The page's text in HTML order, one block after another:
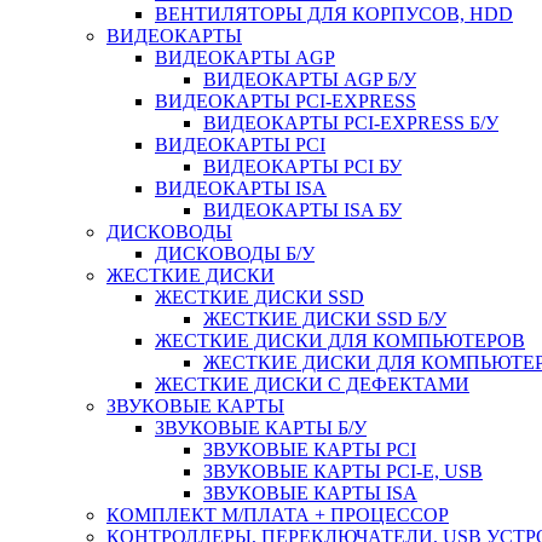
ВЕНТИЛЯТОРЫ ДЛЯ КОРПУСОВ, HDD
ВИДЕОКАРТЫ
ВИДЕОКАРТЫ AGP
ВИДЕОКАРТЫ AGP Б/У
ВИДЕОКАРТЫ PCI-EXPRESS
ВИДЕОКАРТЫ PCI-EXPRESS Б/У
ВИДЕОКАРТЫ PCI
ВИДЕОКАРТЫ PCI БУ
ВИДЕОКАРТЫ ISA
ВИДЕОКАРТЫ ISA БУ
ДИСКОВОДЫ
ДИСКОВОДЫ Б/У
ЖЕСТКИЕ ДИСКИ
ЖЕСТКИЕ ДИСКИ SSD
ЖЕСТКИЕ ДИСКИ SSD Б/У
ЖЕСТКИЕ ДИСКИ ДЛЯ КОМПЬЮТЕРОВ
ЖЕСТКИЕ ДИСКИ ДЛЯ
ЖЕСТКИЕ ДИСКИ С ДЕФЕКТАМИ
ЗВУКОВЫЕ КАРТЫ
ЗВУКОВЫЕ КАРТЫ Б/У
ЗВУКОВЫЕ КАРТЫ PCI
ЗВУКОВЫЕ КАРТЫ PCI-E, USB
ЗВУКОВЫЕ КАРТЫ ISA
КОМПЛЕКТ М/ПЛАТА + ПРОЦЕССОР
КОНТРОЛЛЕРЫ, ПЕРЕКЛЮЧАТЕЛИ, USB